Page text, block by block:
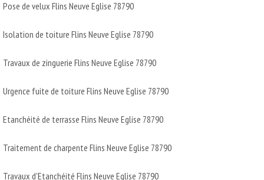
Pose de velux Flins Neuve Eglise 78790
Isolation de toiture Flins Neuve Eglise 78790
Travaux de zinguerie Flins Neuve Eglise 78790
Urgence fuite de toiture Flins Neuve Eglise 78790
Etanchéité de terrasse Flins Neuve Eglise 78790
Traitement de charpente Flins Neuve Eglise 78790
Travaux d'Etanchéité Flins Neuve Eglise 78790